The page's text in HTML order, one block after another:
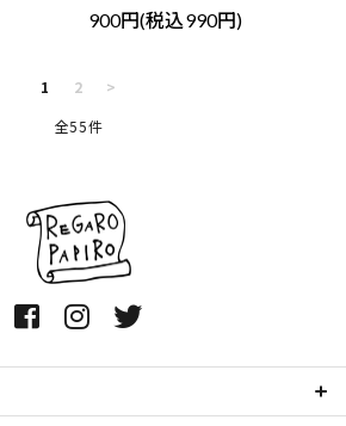
900円(税込990円)
1 2
>
全55件